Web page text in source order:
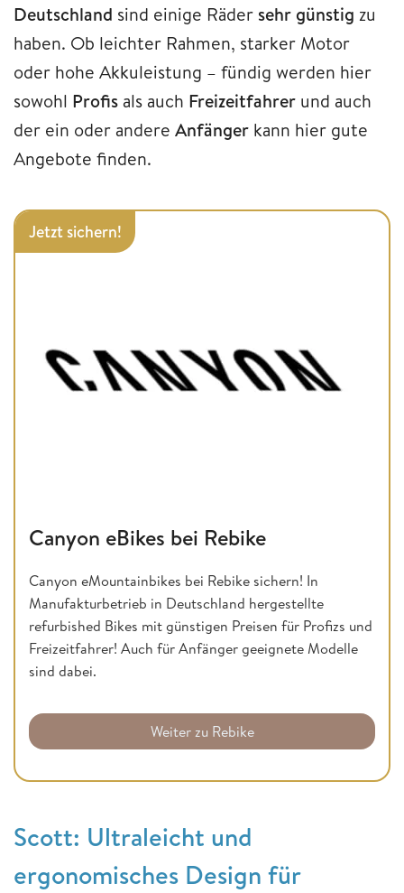
Deutschland sind einige Räder sehr günstig zu
haben. Ob leichter Rahmen, starker Motor
oder hohe Akkuleistung – fündig werden hier
sowohl Profis als auch Freizeitfahrer und auch
der ein oder andere Anfänger kann hier gute
Angebote finden.
Jetzt sichern!
Canyon eBikes bei Rebike
Canyon eMountainbikes bei Rebike sichern! In
Manufakturbetrieb in Deutschland hergestellte
refurbished Bikes mit günstigen Preisen für Profizs und
Freizeitfahrer! Auch für Anfänger geeignete Modelle
sind dabei.
Weiter zu Rebike
Scott: Ultraleicht und
ergonomisches Design für